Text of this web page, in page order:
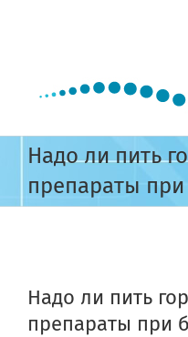
Надо ли пить
препараты
Image
Надо ли пить
препараты при